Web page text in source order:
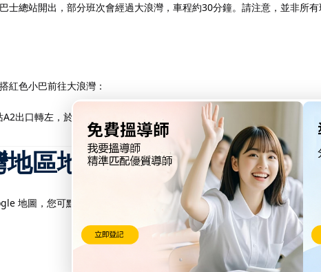
士總站開出，部分班次會經過大浪灣，車程約30分鐘。請注意，並非所
紅色小巴前往大浪灣：​
A2出口轉左，於隧道內乘坐紅色小巴，終點站為大浪灣，車程約20分鐘
區地圖
地圖，您可點擊查看區內的餐廳、商場、景點等資訊：​